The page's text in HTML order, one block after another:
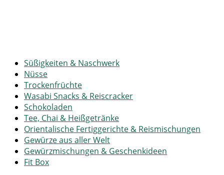
Süßigkeiten & Naschwerk
Nüsse
Trockenfrüchte
Wasabi Snacks & Reiscracker
Schokoladen
Tee, Chai & Heißgetränke
Orientalische Fertiggerichte & Reismischungen
Gewürze aus aller Welt
Gewürzmischungen & Geschenkideen
Fit Box